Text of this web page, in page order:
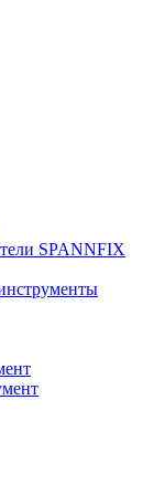
SPANNFIX